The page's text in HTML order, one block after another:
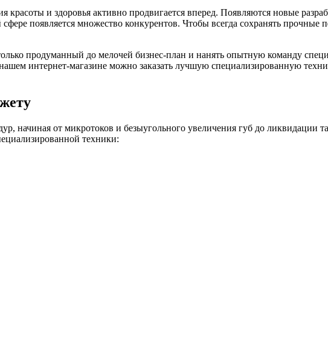
красоты и здоровья активно продвигается вперед. Появляются новые
появляется множество конкурентов. Чтобы всегда сохранять
продуманный до мелочей бизнес-план и нанять опытную команду
интернет-магазине можно заказать лучшую специализированную
начиная от микротоков и безыугольного увеличения губ до ликвидации
техники: